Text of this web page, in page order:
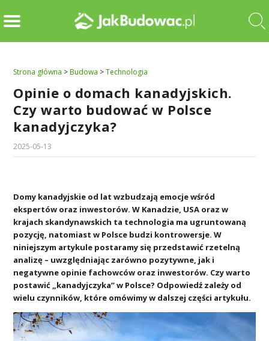
Strona główna >Budowa >Technologia
Opinie o domach kanadyjskich.
Czy warto budować w Polsce
kanadyjczyka?
2025-05-13
Domy kanadyjskie od lat wzbudzają emocje wśród
ekspertów oraz inwestorów. W Kanadzie, USA oraz w
krajach skandynawskich ta technologia ma ugruntowaną
pozycję, natomiast w Polsce budzi kontrowersje. W
niniejszym artykule postaramy się przedstawić rzetelną
analizę – uwzględniając zarówno pozytywne, jak i
negatywne opinie fachowców oraz inwestorów. Czy warto
postawić „kanadyjczyka” w Polsce? Odpowiedź zależy od
wielu czynników, które omówimy w dalszej części artykułu.